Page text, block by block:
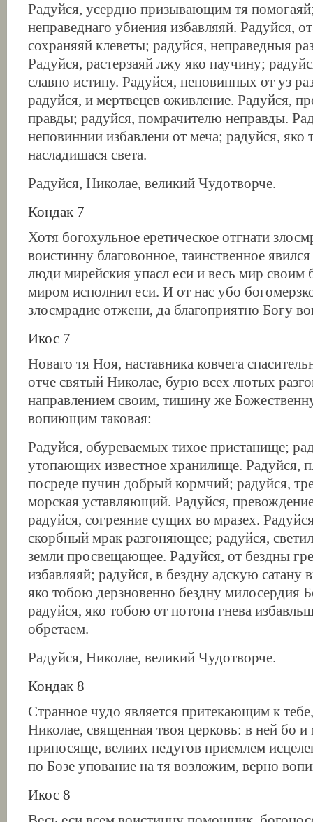
Радуйся, усердно призывающим тя
неправеднаго убиения избавляяй. Радуйся,
сохраняяй клеветы; радуйся, неправедныя
Радуйся, растерзаяй лжу яко паучину;
славно истину. Радуйся, неповинных от уз
радуйся, и мертвецев оживление. Радуйся,
правды; радуйся, помрачителю неправды.
неповиннии избавлени от меча; радуйся, яко
насладишася света.
Радуйся, Николае, великий Чудотворче.
Кондак 7
Хотя богохульное еретическое отгнати
воистинну благовонное, таинственное
люди мирейския упасл еси и весь мир своим
миром исполнил еси. И от нас убо
злосмрадие отжени, да благоприятно Богу
Икос 7
Новаго тя Ноя, наставника ковчега
отче святый Николае, бурю всех лютых
направлением своим, тишину же
вопиющим таковая:
Радуйся, обуреваемых тихое пристанище;
утопающих известное хранилище. Радуйся,
посреде пучин добрый кормчий; радуйся,
морская уставляющий. Радуйся,
радуйся, согреяние сущих во мразех.
скорбный мрак разгоняющее; радуйся,
земли просвещающее. Радуйся, от бездны
избавляяй; радуйся, в бездну адскую сатану
яко тобою дерзновенно бездну милосердия
радуйся, яко тобою от потопа гнева
обретаем.
Радуйся, Николае, великий Чудотворче.
Кондак 8
Странное чудо является притекающим к
Николае, священная твоя церковь: в ней бо и
приносяще, велиих недугов приемлем
по Бозе упование на тя возложим, верно
Икос 8